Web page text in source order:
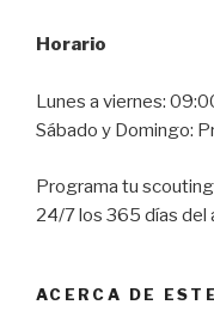
Horario
Lunes a viernes:
Sábado y Domingo:
Programa tu scouting
24/7 los 365 días del
ACERCA DE